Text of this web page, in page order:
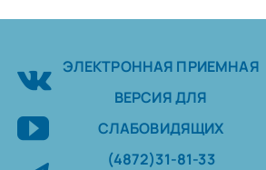
ЭЛЕКТРОННАЯ ПРИЕМНАЯ
ВЕРСИЯ ДЛЯ
СЛАБОВИДЯЩИХ
(4872)31-81-33